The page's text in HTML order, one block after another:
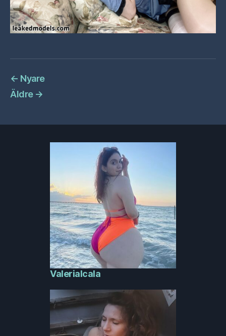
← Nyare
Äldre →
Valerialcala